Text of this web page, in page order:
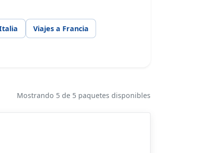
Viajes a Francia
Mostrando 5 de 5 paquetes disponibles